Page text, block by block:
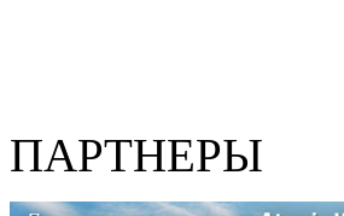
ПАРТНЕРЫ